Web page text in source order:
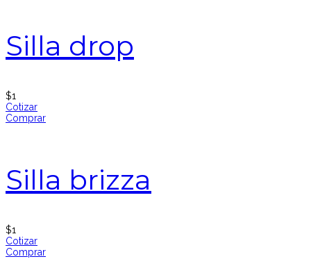
Silla drop
$1
Cotizar
Comprar
Silla brizza
$1
Cotizar
Comprar